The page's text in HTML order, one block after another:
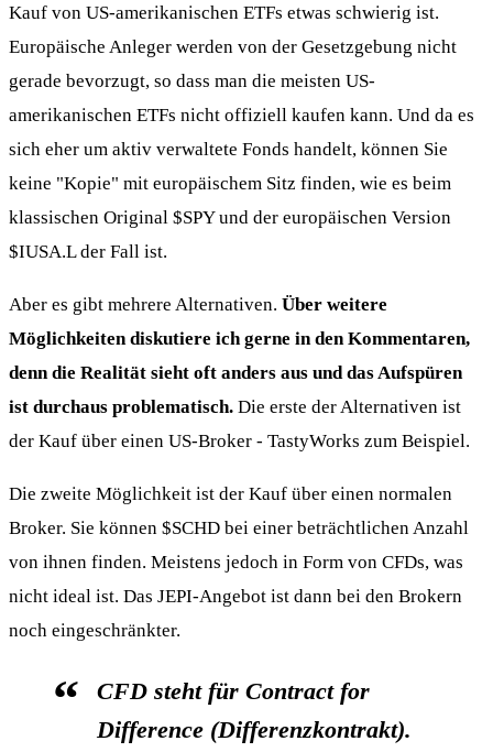
Kauf von US-amerikanischen ETFs etwas schwierig ist.
Europäische Anleger werden von der Gesetzgebung nicht
gerade bevorzugt, so dass man die meisten US-
amerikanischen ETFs nicht offiziell kaufen kann. Und da es
sich eher um aktiv verwaltete Fonds handelt, können Sie
keine "Kopie" mit europäischem Sitz finden, wie es beim
klassischen Original $SPYund der europäischen Version
$IUSA.L der Fall ist.
Aber es gibt mehrere Alternativen. Über weitere
Möglichkeiten diskutiere ich gerne in den Kommentaren,
denn die Realität sieht oft anders aus und das Aufspüren
ist durchaus problematisch. Die erste der Alternativen ist
der Kauf über einen US-Broker - TastyWorks zum Beispiel.
Die zweite Möglichkeit ist der Kauf über einen normalen
Broker. Sie können $SCHD bei einer beträchtlichen Anzahl
von ihnen finden. Meistens jedoch in Form von CFDs, was
nicht ideal ist. Das JEPI-Angebot ist dann bei den Brokern
noch eingeschränkter.
CFD steht für Contract for
Difference (Differenzkontrakt).